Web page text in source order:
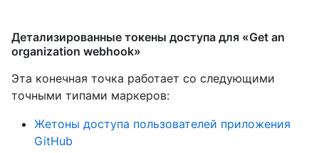
Детализированные токены доступа для «Get an
organization webhook»
Эта конечная точка работает со следующими
точными типами маркеров:
Жетоны доступа пользователей приложения
GitHub